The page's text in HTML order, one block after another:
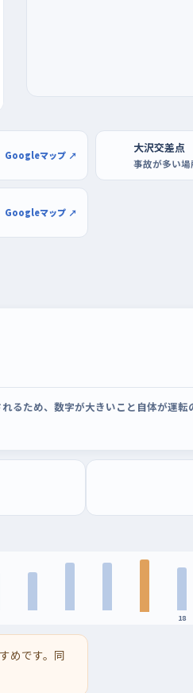
Googleマップ ↗ 大沢交差点
事故が多い場
Googleマップ ↗
るため、数字が大きいこと自体が運
18
めです。同